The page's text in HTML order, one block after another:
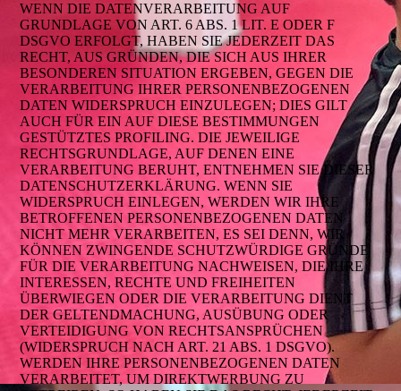
WENN DIE DATENVERARBEITUNG AUF
GRUNDLAGE VON ART. 6 ABS. 1 LIT. E ODER F
DSGVO ERFOLGT, HABEN SIE JEDERZEIT DAS
RECHT, AUS GRÜNDEN, DIE SICH AUS IHRER
BESONDEREN SITUATION ERGEBEN, GEGEN DIE
VERARBEITUNG IHRER PERSONENBEZOGENEN
DATEN WIDERSPRUCH EINZULEGEN; DIES GILT
AUCH FÜR EIN AUF DIESE BESTIMMUNGEN
GESTÜTZTES PROFILING. DIE JEWEILIGE
RECHTSGRUNDLAGE, AUF DENEN EINE
VERARBEITUNG BERUHT, ENTNEHMEN SIE DIESER
DATENSCHUTZERKLÄRUNG. WENN SIE
WIDERSPRUCH EINLEGEN, WERDEN WIR IHRE
BETROFFENEN PERSONENBEZOGENEN DATEN
NICHT MEHR VERARBEITEN, ES SEI DENN, WIR
KÖNNEN ZWINGENDE SCHUTZWÜRDIGE GRÜNDE
FÜR DIE VERARBEITUNG NACHWEISEN, DIE IHRE
INTERESSEN, RECHTE UND FREIHEITEN
ÜBERWIEGEN ODER DIE VERARBEITUNG DIENT
DER GELTENDMACHUNG, AUSÜBUNG ODER
VERTEIDIGUNG VON RECHTSANSPRÜCHEN
(WIDERSPRUCH NACH ART. 21 ABS. 1 DSGVO).
WERDEN IHRE PERSONENBEZOGENEN DATEN
VERARBEITET, UM DIREKTWERBUNG ZU